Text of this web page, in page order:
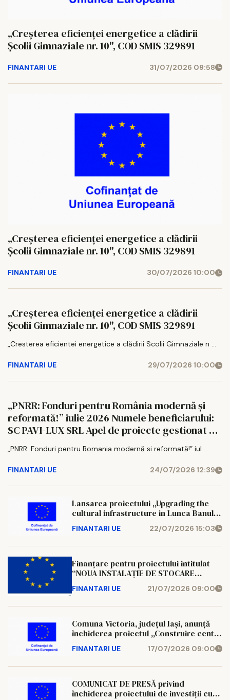
„Creșterea eficienței energetice a clădirii
Școlii Gimnaziale nr. 10", COD SMIS 329891
FINANTARI UE 31/07/2026 09:58
„Creșterea eficienței energetice a clădirii
Școlii Gimnaziale nr. 10", COD SMIS 329891
FINANTARI UE 30/07/2026 10:00
„Creșterea eficienței energetice a clădirii
Școlii Gimnaziale nr. 10", COD SMIS 329891
„Cresterea eficientei energetice a clădirii Scolii Gimnaziale n ...
FINANTARI UE 29/07/2026 10:00
„PNRR: Fonduri pentru România modernă și
reformată!” iulie 2026 Numele beneficiarului:
SC PAVI-LUX SRL Apel de proiecte gestionat de
Ministerul Investițiilor și Proiectelor Europene,
finanțat din fonduri europene prin Planul
Național de Redresare și Rezili
„PNRR: Fonduri pentru Romania modernă si reformată!” iul ...
FINANTARI UE 24/07/2026 12:39
Lansarea proiectului ,,Upgrading the
cultural infrastructure in Lunca Banului
village, Sîngerei rayon, by modernising
FINANTARI UE 22/07/2026 15:03
Finanţare pentru proiectului intitulat
“NOUA INSTALAŢIE DE STOCARE
RUGINOASA, JUDEŢUL IAȘI”, proiect ce
finanţarea căruia, societatea a depus
oferta concu
FINANTARI UE 21/07/2026 09:00
Comuna Victoria, județul Iași, anunță
închiderea proiectul ,,Construire centru
voluntar comuna Victoria, județul Iași"
FINANTARI UE 17/07/2026 09:00
COMUNICAT DE PRESĂ privind
închiderea proiectului de investiții cu